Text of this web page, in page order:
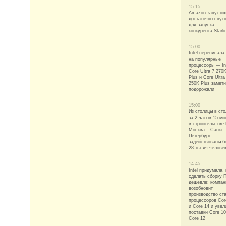
15:15
Amazon
достаточно
для запуска
конкурента
15:00
Intel
на популярные
процессоры —
Core Ultra 7 270K
Plus и Core Ultra
250K Plus
подорожали
15:00
Из столицы в
за 2 часов 15
в
Москва – Санкт-
Петербург
задействованы
28 тысяч человек
14:45
Intel придумала,
сделать сборку
дешевле:
возобновит
производство
процессоров
и Core 14 и
поставки Core
Core 12